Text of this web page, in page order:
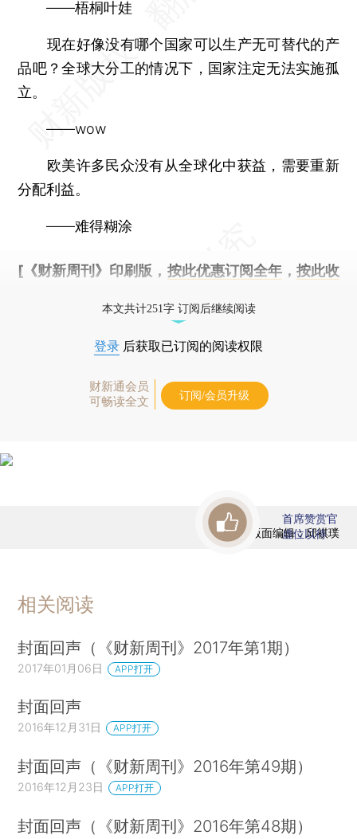
——梧桐叶娃
现在好像没有哪个国家可以生产无可替代的产
品吧？全球大分工的情况下，国家注定无法实施孤
立。
——wow
欧美许多民众没有从全球化中获益，需要重新
分配利益。
——难得糊涂
[《财新周刊》印刷版， 按此优惠订阅全年， 按此收
本文共计251字 订阅后继续阅读
登录 后获取已订阅的阅读权限
财新通会员
可畅读全文
订阅/会员升级
版面编辑：邱祺璞
首席赞赏官
虚位以待
相关阅读
封面回声（《财新周刊》2017年第1期）
2017年01月06日 APP打开
封面回声
2016年12月31日 APP打开
封面回声（《财新周刊》2016年第49期）
2016年12月23日 APP打开
封面回声（《财新周刊》2016年第48期）